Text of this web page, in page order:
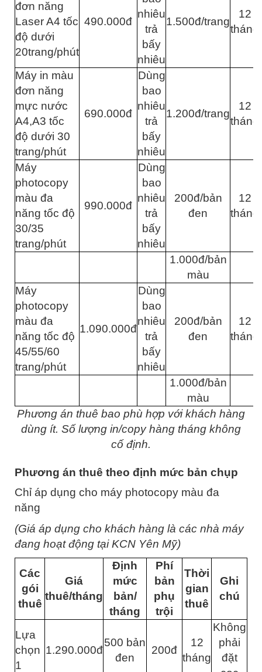
đơn năng
Laser A4 tốc
độ dưới
20trang/phút
490.000đ
nhiêu
trả
bấy
nhiêu
1.500đ/trang
12
tháng
Máy in màu
đơn năng
mực nước
A4,A3 tốc
độ dưới 30
trang/phút
690.000đ
Dùng
bao
nhiêu
trả
bấy
nhiêu
1.200đ/trang
12
tháng
Máy
photocopy
màu đa
năng tốc độ
30/35
trang/phút
990.000đ
Dùng
bao
nhiêu
trả
bấy
nhiêu
200đ/bản
đen
12
tháng
1.000đ/bản
màu
Máy
photocopy
màu đa
năng tốc độ
45/55/60
trang/phút
1.090.000đ
Dùng
bao
nhiêu
trả
bấy
nhiêu
200đ/bản
đen
12
tháng
1.000đ/bản
màu
Phương án thuê bao phù hợp với khách hàng
dùng ít. Số lượng in/copy hàng tháng không
cố định.
Phương án thuê theo định mức bản chụp
Chỉ áp dụng cho máy photocopy màu đa
năng
(Giá áp dụng cho khách hàng là các nhà máy
đang hoạt động tại KCN Yên Mỹ)
Các
gói
thuê
Giá
thuê/tháng
Định
mức
bản/
tháng
Phí
bản
phụ
trội
Thời
gian
thuê
Ghi
chú
Lựa
chọn
1
1.290.000đ
500 bản
đen
200đ
12
tháng
Không
phải
đặt